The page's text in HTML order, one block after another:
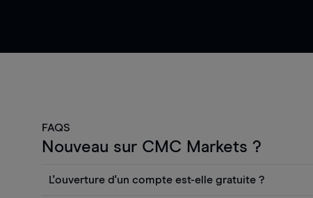
FAQS
Nouveau sur CMC Markets ?
L'ouverture d'un compte est-elle gratuite ?